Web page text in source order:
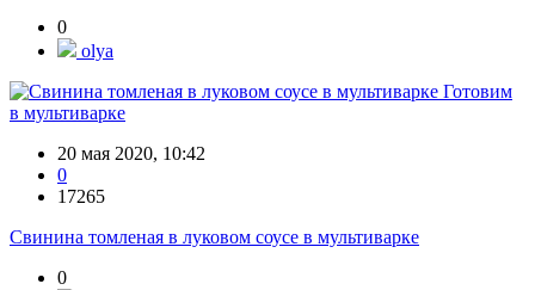
0
olya
Готовим
в мультиварке
20 мая 2020, 10:42
0
17265
Свинина томленая в луковом соусе в мультиварке
0